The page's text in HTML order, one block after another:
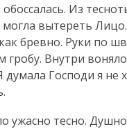
обоссалась. Из
вытереть
бревно. Руки по
гробу. Внутри воняло
думала Господи я не
ужасно тесно.